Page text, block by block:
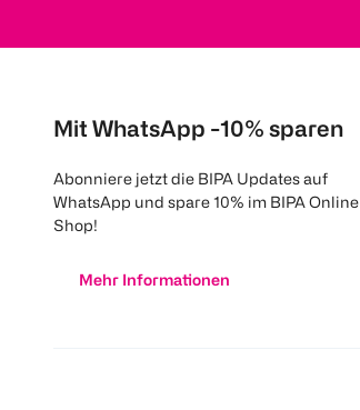
Mit WhatsApp -10% sparen
Abonniere jetzt die BIPA Updates auf
WhatsApp und spare 10% im BIPA Online
Shop!
Mehr Informationen